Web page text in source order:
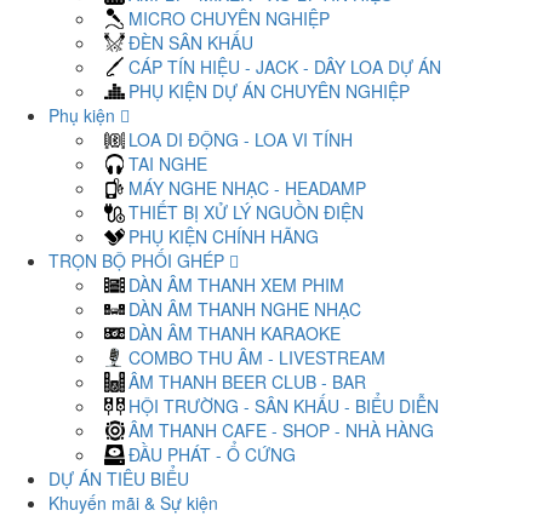
MICRO CHUYÊN NGHIỆP
ĐÈN SÂN KHẤU
CÁP TÍN HIỆU - JACK - DÂY LOA DỰ ÁN
PHỤ KIỆN DỰ ÁN CHUYÊN NGHIỆP
Phụ kiện
LOA DI ĐỘNG - LOA VI TÍNH
TAI NGHE
MÁY NGHE NHẠC - HEADAMP
THIẾT BỊ XỬ LÝ NGUỒN ĐIỆN
PHỤ KIỆN CHÍNH HÃNG
TRỌN BỘ PHỐI GHÉP
DÀN ÂM THANH XEM PHIM
DÀN ÂM THANH NGHE NHẠC
DÀN ÂM THANH KARAOKE
COMBO THU ÂM - LIVESTREAM
ÂM THANH BEER CLUB - BAR
HỘI TRƯỜNG - SÂN KHẤU - BIỂU DIỄN
ÂM THANH CAFE - SHOP - NHÀ HÀNG
ĐẦU PHÁT - Ổ CỨNG
DỰ ÁN TIÊU BIỂU
Khuyến mãi & Sự kiện